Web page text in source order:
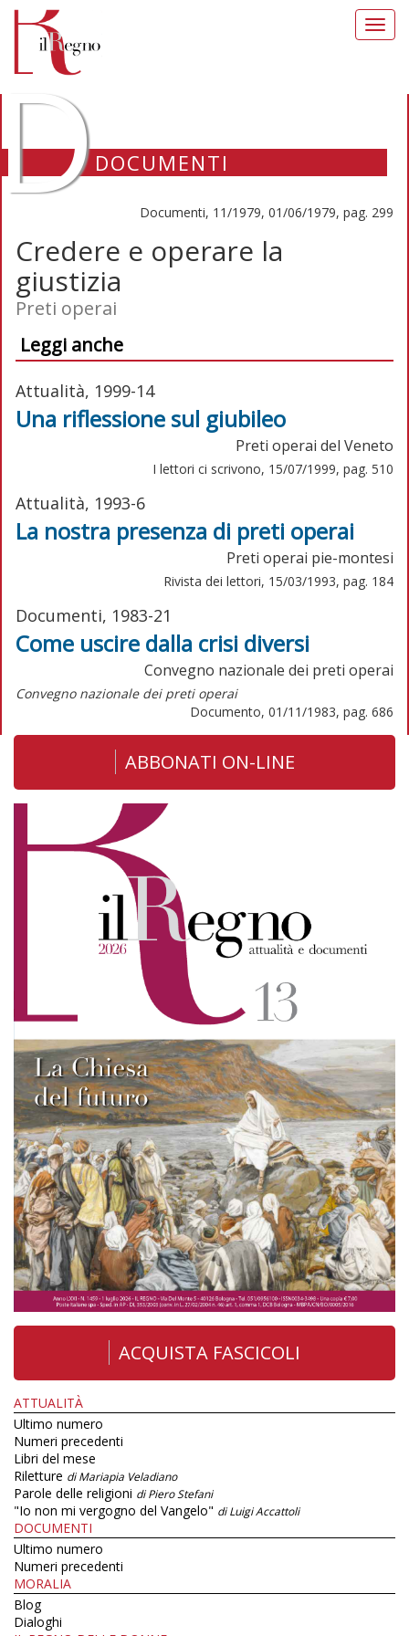
DOCUMENTI
Documenti, 11/1979, 01/06/1979, pag. 299
Credere e operare la
giustizia
Preti operai
Leggi anche
Attualità, 1999-14
Una riflessione sul giubileo
Preti operai del Veneto
I lettori ci scrivono, 15/07/1999, pag. 510
Attualità, 1993-6
La nostra presenza di preti operai
Preti operai pie-montesi
Rivista dei lettori, 15/03/1993, pag. 184
Documenti, 1983-21
Come uscire dalla crisi diversi
Convegno nazionale dei preti operai
Convegno nazionale dei preti operai
Documento, 01/11/1983, pag. 686
ABBONATI ON-LINE
ACQUISTA FASCICOLI
ATTUALITÀ
Ultimo numero
Numeri precedenti
Libri del mese
Riletture di Mariapia Veladiano
Parole delle religioni di Piero Stefani
"Io non mi vergogno del Vangelo" di Luigi Accattoli
DOCUMENTI
Ultimo numero
Numeri precedenti
MORALIA
Blog
Dialoghi